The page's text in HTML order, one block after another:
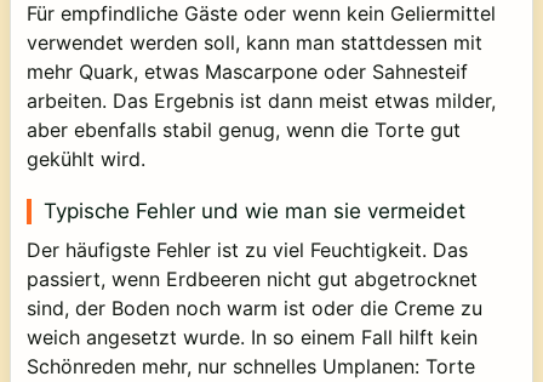
Für empfindliche Gäste oder wenn kein Geliermittel
verwendet werden soll, kann man stattdessen mit
mehr Quark, etwas Mascarpone oder Sahnesteif
arbeiten. Das Ergebnis ist dann meist etwas milder,
aber ebenfalls stabil genug, wenn die Torte gut
gekühlt wird.
Typische Fehler und wie man sie vermeidet
Der häufigste Fehler ist zu viel Feuchtigkeit. Das
passiert, wenn Erdbeeren nicht gut abgetrocknet
sind, der Boden noch warm ist oder die Creme zu
weich angesetzt wurde. In so einem Fall hilft kein
Schönreden mehr, nur schnelles Umplanen: Torte